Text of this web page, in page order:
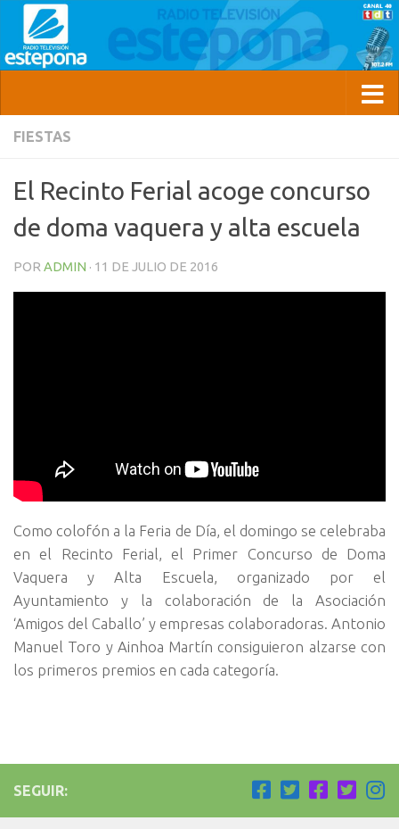
FIESTAS
El Recinto Ferial acoge concurso
de doma vaquera y alta escuela
POR ADMIN · 11 DE JULIO DE 2016
Como colofón a la Feria de Día, el domingo se celebraba
en el Recinto Ferial, el Primer Concurso de Doma
Vaquera y Alta Escuela, organizado por el
Ayuntamiento y la colaboración de la Asociación
‘Amigos del Caballo’ y empresas colaboradoras. Antonio
Manuel Toro y Ainhoa Martín consiguieron alzarse con
los primeros premios en cada categoría.
SEGUIR: